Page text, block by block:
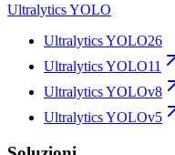
Ultralytics YOLO
Ultralytics YOLO26
Ultralytics YOLO11
Ultralytics YOLOv8
Ultralytics YOLOv5